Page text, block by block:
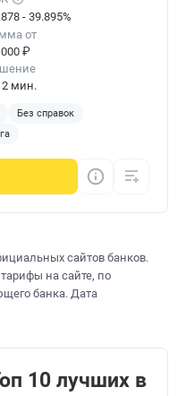
- 39.895%
от
₽
2 мин.
Без справок
сайтов банков.
на сайте, по
банка. Дата
10 лучших в